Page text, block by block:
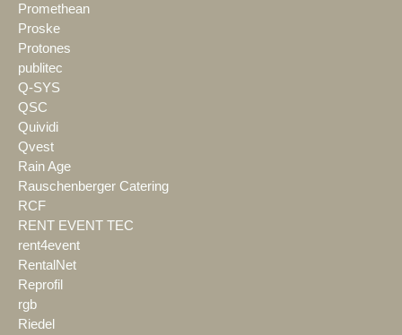
Promethean
Proske
Protones
publitec
Q-SYS
QSC
Quividi
Qvest
Rain Age
Rauschenberger Catering
RCF
RENT EVENT TEC
rent4event
RentalNet
Reprofil
rgb
Riedel